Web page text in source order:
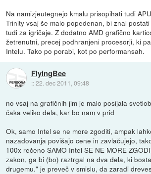
Na namizjeutegnejo kmalu prisopihati tudi
Trinity vsaj še malo popedenan, bi znal
tudi za igričaje. Z dodatno AMD grafično
žetrenutni, precej podhranjeni procesorji, ki
Intelu. Tako po porabi, kot po performansah.
FlyingBee
::22. dec 2011, 09:48
no vsaj na grafičnih jim je malo posijala
čaka veliko dela, kar bo nam v prid
Ok, samo Intel se ne more zgoditi, ampak
nazadovanja povišajo cene in zavlačujejo,
100x rečeno SAMO Intel SE NE MORE
zakon, ga bi (bo) raztrgal na dva dela, ki
drugemu." je preveč v smislu, da zaradi